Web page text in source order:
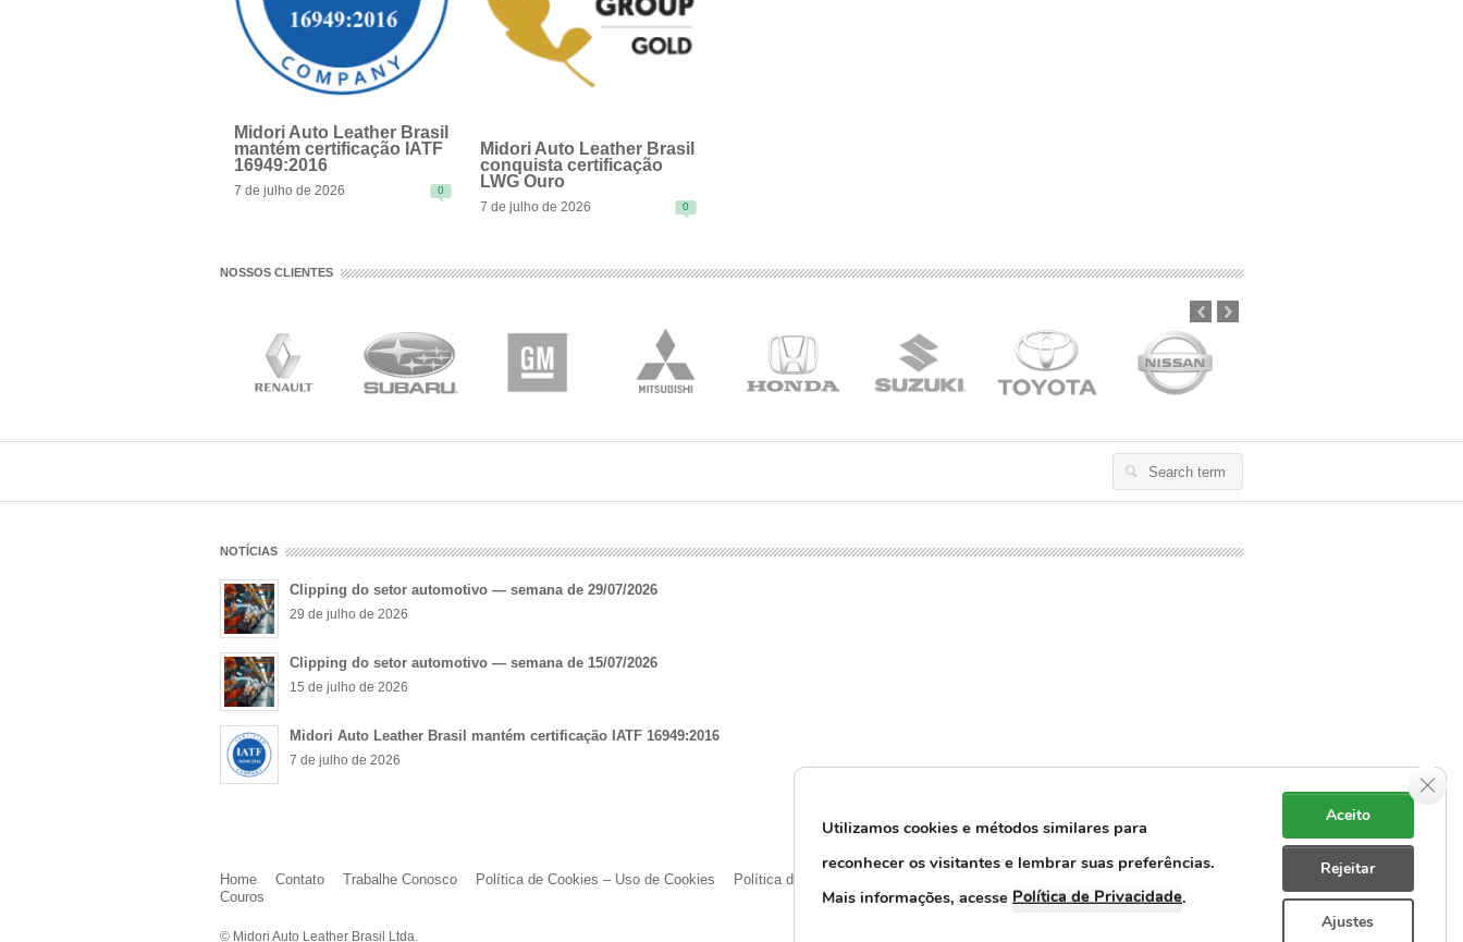
Midori Auto Leather Brasil
mantém certificação IATF
16949:2016
7 de julho de 2026 0
READ MORE
Midori Auto Leather Brasil
conquista certificação
LWG Ouro
7 de julho de 2026 0
NOSSOS CLIENTES
Prev
Search
NOTÍCIAS
Clipping do setor automotivo — semana de 29/07/2026
29 de julho de 2026
Clipping do setor automotivo — semana de 15/07/2026
15 de julho de 2026
Midori Auto Leather Brasil mantém certificação IATF 16949:2016
7 de julho de 2026
Home Contato Trabalhe Conosco Política de Cookies – Uso de Cookies Política de Privacidade e Proteção de Dados Pessoais
Couros
© Midori Auto Leather Brasil Ltda.
Utilizamos cookies e métodos similares para
reconhecer os visitantes e lembrar suas preferências.
Mais informações, acesse Política de Privacidade.
Aceito
Rejeitar
Ajustes